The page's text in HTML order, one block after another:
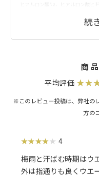
ン、ロイシン、ヒスチジンHCl、
２、PEG-６、ポリクオタニウム－
リシンNa、アルギン酸Na、グア
ッツ脂肪酸フィトステリル、ベヘ
ウムクロリド、ヘキシレングリコ
トリモニウムクロリド、EDTA－２
ポリグリセリル-１０、サリチル酸
商
平均評価
4
梅雨と汗ばむ時期はウ
外は指通りも良くウエ